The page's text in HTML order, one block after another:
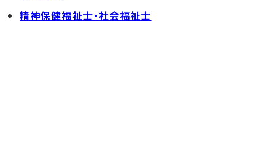
精神保健福祉士・社会福祉士